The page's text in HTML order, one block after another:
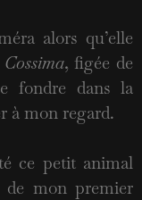
alors qu’elle
Cossima, figée de
fondre dans la
à mon regard.
ce petit animal
de mon premier